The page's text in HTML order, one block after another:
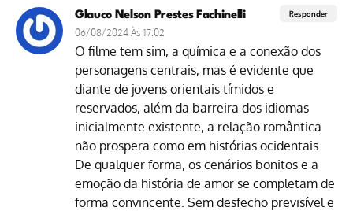
Glauco Nelson Prestes Fachinelli
06/08/2024 Às 17:02
O filme tem sim, a química e a conexão dos
personagens centrais, mas é evidente que
diante de jovens orientais tímidos e
reservados, além da barreira dos idiomas
inicialmente existente, a relação romântica
não prospera como em histórias ocidentais.
De qualquer forma, os cenários bonitos e a
emoção da história de amor se completam de
forma convincente. Sem desfecho previsível e
Responder